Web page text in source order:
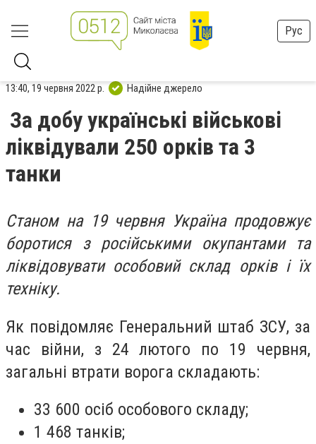
Рус
13:40, 19 червня 2022 р. Надійне джерело
За добу українські військові
ліквідували 250 орків та 3
танки
Станом на 19 червня Україна продовжує
боротися з російськими окупантами та
ліквідовувати особовий склад орків і їх
техніку.
Як повідомляє Генеральний штаб ЗСУ, за
час війни, з 24 лютого по 19 червня,
загальні втрати ворога складають:
33 600 осіб особового складу;
1 468 танків;